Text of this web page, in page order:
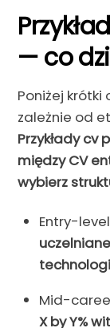
— co
Poniżej
zależnie od
Przykłady cv
między CV
wybierz
Entry-
Mid-
X by Y%